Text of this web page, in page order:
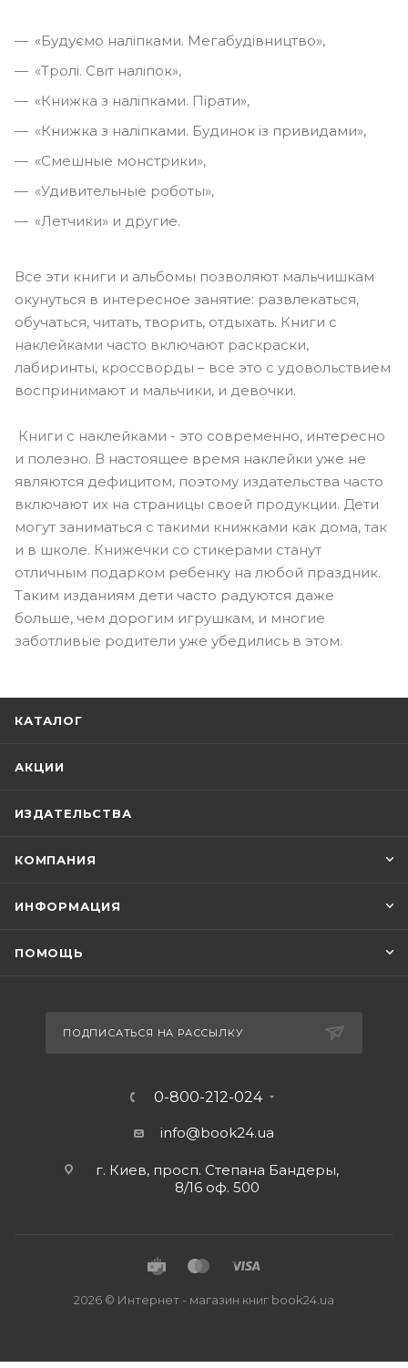
«Будуємо наліпками. Мегабудівництво»,
«Тролі. Світ наліпок»,
«Книжка з наліпками. Пірати»,
«Книжка з наліпками. Будинок із привидами»,
«Смешные монстрики»,
«Удивительные роботы»,
«Летчики» и другие.
Все эти книги и альбомы позволяют мальчишкам
окунуться в интересное занятие: развлекаться,
обучаться, читать, творить, отдыхать. Книги с
наклейками часто включают раскраски,
лабиринты, кроссворды – все это с удовольствием
воспринимают и мальчики, и девочки.
Книги с наклейками - это современно, интересно
и полезно. В настоящее время наклейки уже не
являются дефицитом, поэтому издательства часто
включают их на страницы своей продукции. Дети
могут заниматься с такими книжками как дома, так
и в школе. Книжечки со стикерами станут
отличным подарком ребенку на любой праздник.
Таким изданиям дети часто радуются даже
больше, чем дорогим игрушкам, и многие
заботливые родители уже убедились в этом.
КАТАЛОГ
АКЦИИ
ИЗДАТЕЛЬСТВА
КОМПАНИЯ
ИНФОРМАЦИЯ
ПОМОЩЬ
ПОДПИСАТЬСЯ НА РАССЫЛКУ
0-800-212-024
info@book24.ua
г. Киев, просп. Степана Бандеры,
8/16 оф. 500
2026 © Интернет - магазин книг book24.ua